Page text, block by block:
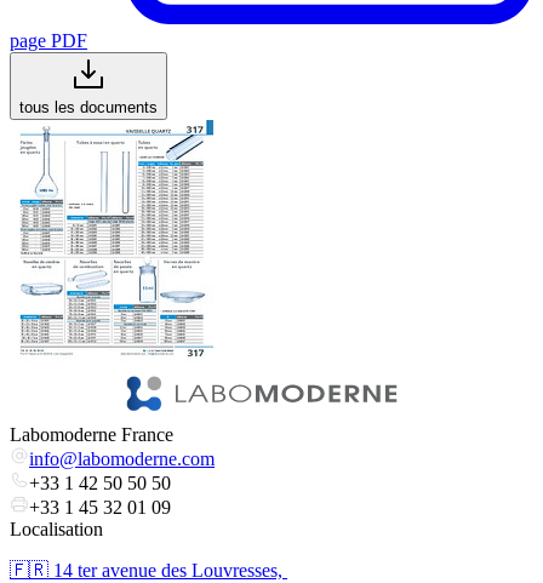
page PDF
tous les documents
Labomoderne France
info@labomoderne.com
+33 1 42 50 50 50
+33 1 45 32 01 09
Localisation
🇫🇷 ​14 ter avenue des Louvresses,